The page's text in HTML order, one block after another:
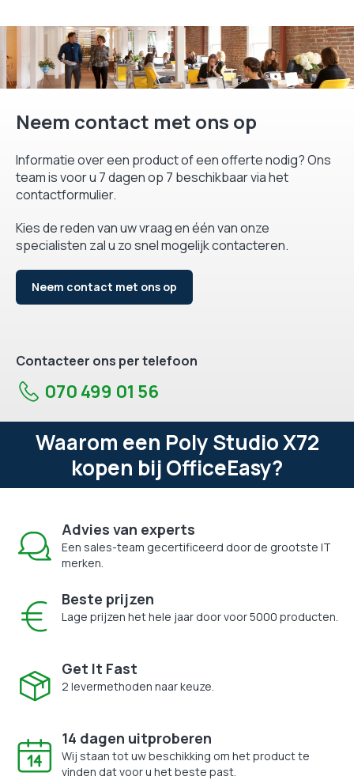
Neem contact met ons op
Informatie over een product of een offerte nodig? Ons
team is voor u 7 dagen op 7 beschikbaar via het
contactformulier.
Kies de reden van uw vraag en één van onze
specialisten zal u zo snel mogelijk contacteren.
Neem contact met ons op
Contacteer ons per telefoon
070 499 01 56
Waarom een Poly Studio X72
kopen bij OfficeEasy?
Advies van experts
Een sales-team gecertificeerd door de grootste IT
merken.
Beste prijzen
Lage prijzen het hele jaar door voor 5000 producten.
Get It Fast
2 levermethoden naar keuze.
14 dagen uitproberen
Wij staan tot uw beschikking om het product te
vinden dat voor u het beste past.